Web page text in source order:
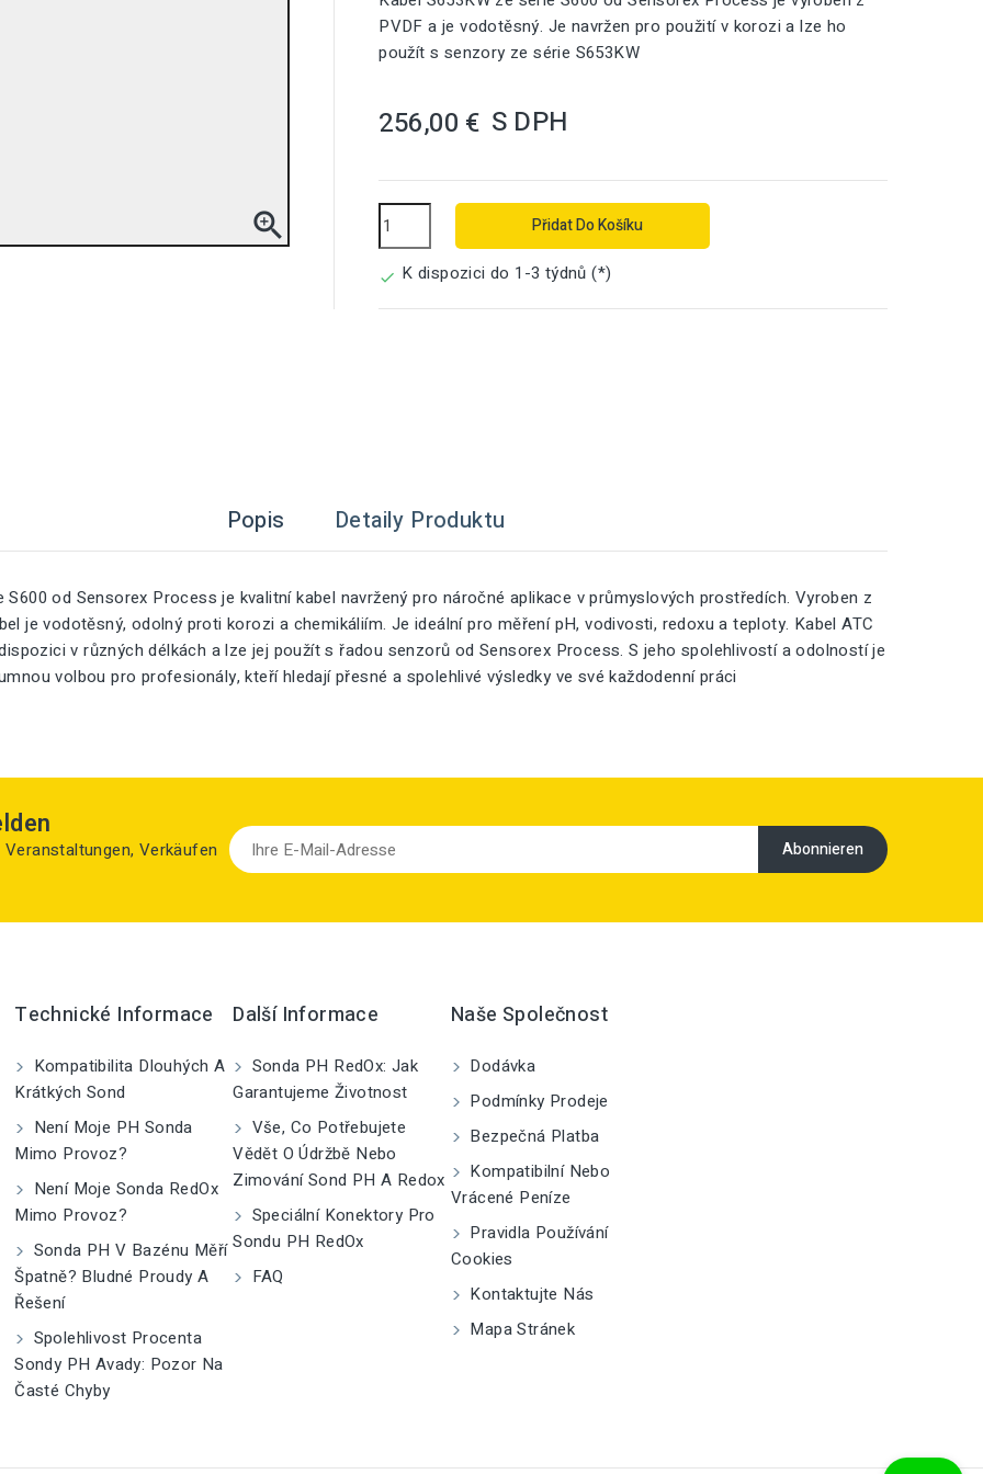

PVDF a je vodotěsný. Je navržen pro použití v korozi a lze ho
použít s senzory ze série S653KW
256,00 € S DPH
Přidat Do Košíku
 K dispozici do 1-3 týdnů (*)
Popis Detaily Produktu
S600 od Sensorex Process je kvalitní kabel navržený pro náročné aplikace v průmyslových prostředích. Vyroben z
je vodotěsný, odolný proti korozi a chemikáliím. Je ideální pro měření pH, vodivosti, redoxu a teploty. Kabel ATC
v různých délkách a lze jej použít s řadou senzorů od Sensorex Process. S jeho spolehlivostí a odolností je
volbou pro profesionály, kteří hledají přesné a spolehlivé výsledky ve své každodenní práci
Verkäufen
Technické Informace
Kompatibilita Dlouhých A
Krátkých Sond
Není Moje PH Sonda
Mimo Provoz?
Není Moje Sonda RedOx
Mimo Provoz?
Sonda PH V Bazénu Měří
Špatně? Bludné Proudy A
Řešení
Spolehlivost Procenta
Sondy PH Avady: Pozor Na
Časté Chyby
Další Informace
Sonda PH RedOx: Jak
Garantujeme Životnost
Vše, Co Potřebujete
Vědět O Údržbě Nebo
Zimování Sond PH A Redox
Speciální Konektory Pro
Sondu PH RedOx
FAQ
Naše Společnost
Dodávka
Podmínky Prodeje
Bezpečná Platba
Kompatibilní Nebo
Vrácené Peníze
Pravidla Používání
Cookies
Kontaktujte Nás
Mapa Stránek